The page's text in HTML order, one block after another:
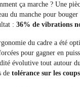
ça marche ? Une
du manche pour
: 36% de vibrations
du cadre a été
pour gagner en
évolutive tout autour
de tolérance sur les